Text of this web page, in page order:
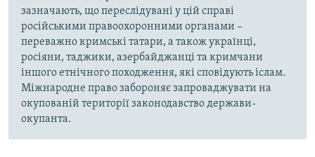
зазначають, що переслідувані у цій справі
російськими правоохоронними органами –
переважно кримські татари, а також українці,
росіяни, таджики, азербайджанці та кримчани
іншого етнічного походження, які сповідують іслам.
Міжнародне право забороняє запроваджувати на
окупованій території законодавство держави-
окупанта.